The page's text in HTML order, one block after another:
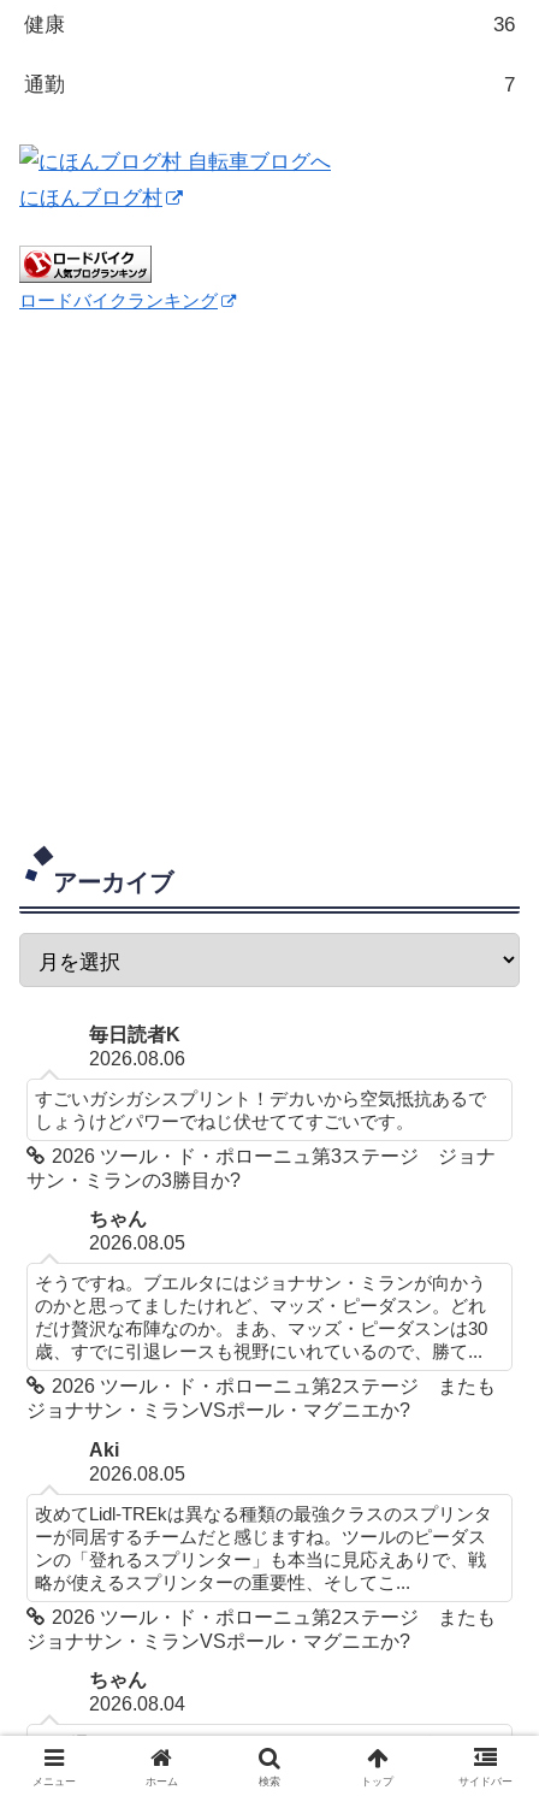
健康 36
通勤 7
にほんブログ村
ロードバイクランキング
アーカイブ
毎日読者K
2026.08.06
すごいガシガシスプリント！デカいから空気抵抗あるで
しょうけどパワーでねじ伏せててすごいです。
2026 ツール・ド・ポローニュ第3ステージ ジョナ
サン・ミランの3勝目か?
ちゃん
2026.08.05
そうですね。ブエルタにはジョナサン・ミランが向かう
のかと思ってましたけれど、マッズ・ピーダスン。どれ
だけ贅沢な布陣なのか。まあ、マッズ・ピーダスンは30
歳、すでに引退レースも視野にいれているので、勝て...
2026 ツール・ド・ポローニュ第2ステージ またも
ジョナサン・ミランVSポール・マグニエか?
Aki
2026.08.05
改めてLidl-TREkは異なる種類の最強クラスのスプリンタ
ーが同居するチームだと感じますね。ツールのピーダス
ンの「登れるスプリンター」も本当に見応えありで、戦
略が使えるスプリンターの重要性、そしてこ...
2026 ツール・ド・ポローニュ第2ステージ またも
ジョナサン・ミランVSポール・マグニエか?
ちゃん
2026.08.04
その通りですね。となるとジョアン・アルメイダはジロ
を逃したのが非常に悔やまれる事態になりそう。まだ、
コンデション的にも万全であるかは、ツール・ド・ポロ
メニュー ホーム 検索 トップ サイドバー